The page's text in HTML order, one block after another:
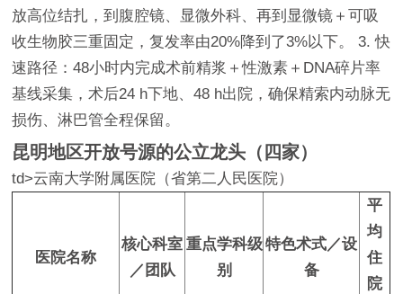
放高位结扎，到腹腔镜、显微外科、再到显微镜＋可吸
收生物胶三重固定，复发率由20%降到了3%以下。 3. 快
速路径：48小时内完成术前精浆＋性激素＋DNA碎片率
基线采集，术后24 h下地、48 h出院，确保精索内动脉无
损伤、淋巴管全程保留。
昆明地区开放号源的公立龙头（四家）
td>云南大学附属医院（省第二人民医院）
医院名称
核心科室
／团队
重点学科级
别
特色术式／设
备
平
均
住
院